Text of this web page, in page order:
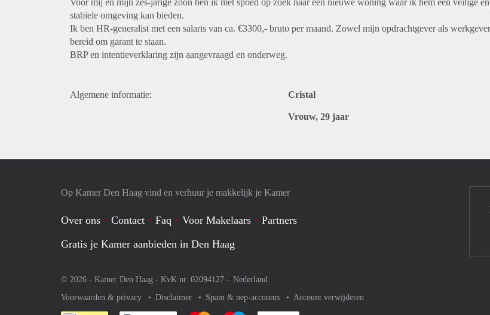
Voor mij en mijn zes-jarige zoon ben ik met spoed op zoek naar een nieuwe woning waar ik hem een veilige en
stabiele omgeving kan bieden.
Ik ben HR-generalist met een salaris van ca. €3300,- bruto per maand. Zowel mijn opdrachtgever als
bereid om garant te staan.
BRP en intentieverklaring zijn aangevraagd en onderweg.
Algemene informatie: Cristal
Vrouw, 29 jaar
Op Kamer Den Haag vind en verhuur je makkelijk je Kamer
Over ons Contact Faq Voor Makelaars
Partners
Gratis je Kamer aanbieden in Den Haag
© 2026 - Kamer Den Haag - KvK nr. 02094127 – Nederland
Voorwaarden & privacy
Disclaimer Spam & nep-accounts Account verwijderen